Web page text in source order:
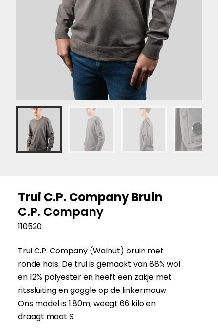
Trui C.P. Company Bruin
C.P. Company
110520
Trui C.P. Company (Walnut) bruin met
ronde hals. De trui is gemaakt van 88% wol
en 12% polyester en heeft een zakje met
ritssluiting en goggle op de linkermouw.
Ons model is 1.80m, weegt 66 kilo en
draagt maat S.